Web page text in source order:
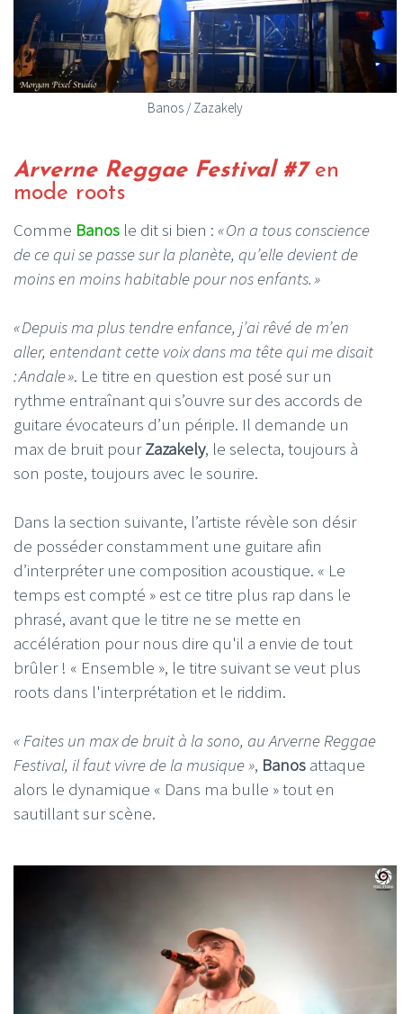
Banos / Zazakely
Arverne Reggae Festival #7 en
mode roots
Comme Banos le dit si bien : « On a tous conscience
de ce qui se passe sur la planète, qu’elle devient de
moins en moins habitable pour nos enfants. »
« Depuis ma plus tendre enfance, j’ai rêvé de m’en
aller, entendant cette voix dans ma tête qui me disait
: Andale ». Le titre en question est posé sur un
rythme entraînant qui s’ouvre sur des accords de
guitare évocateurs d’un périple. Il demande un
max de bruit pourZazakely, le selecta, toujours à
son poste, toujours avec le sourire.
Dans la section suivante, l’artiste révèle son désir
de posséder constamment une guitare afin
d’interpréter une composition acoustique. « Le
temps est compté » est ce titre plus rap dans le
phrasé, avant que le titre ne se mette en
accélération pour nous dire qu'il a envie de tout
brûler ! « Ensemble », le titre suivant se veut plus
roots dans l'interprétation et le riddim.
« Faites un max de bruit à la sono, au Arverne Reggae
Festival, il faut vivre de la musique », Banos attaque
alors le dynamique « Dans ma bulle » tout en
sautillant sur scène.